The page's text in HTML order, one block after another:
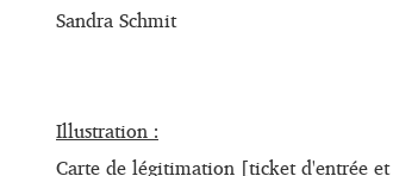
Sandra Schmit
Illustration :
Carte de légitimation [ticket d'entrée